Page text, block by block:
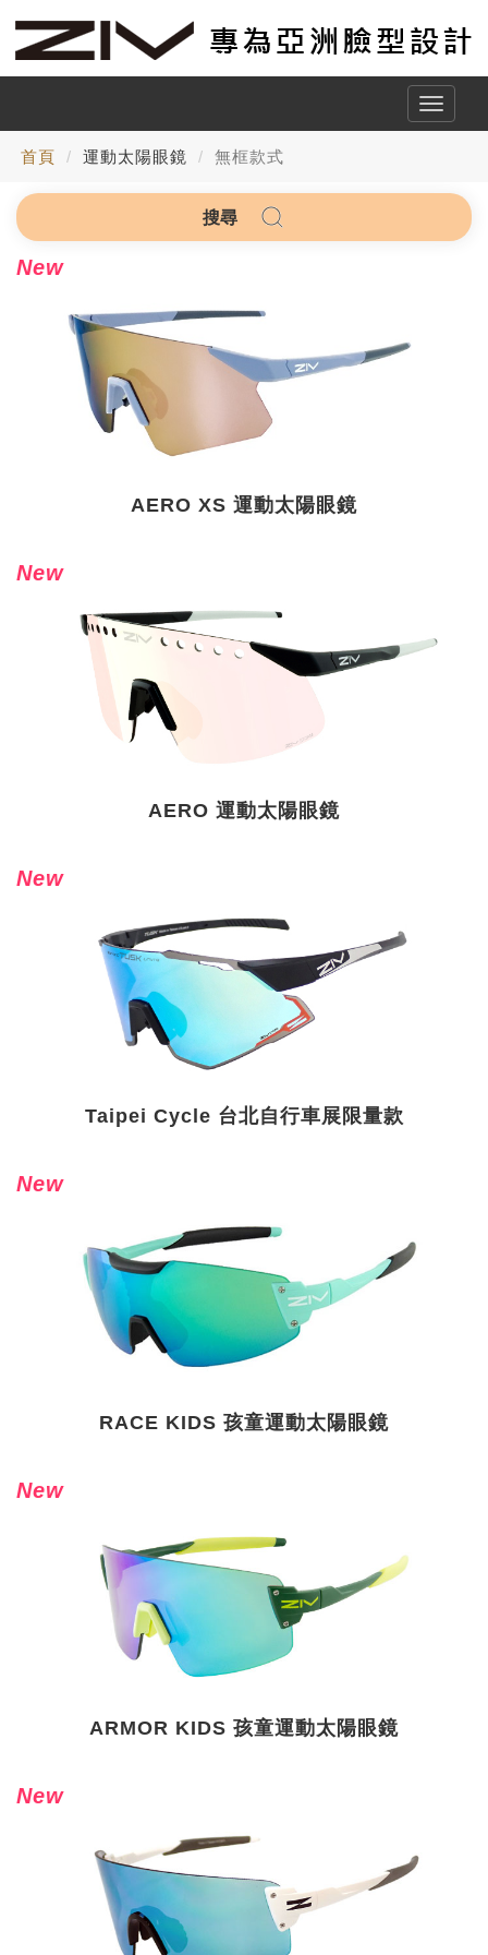
Toggle
首頁 運動太陽眼鏡 無框款式
搜尋
New
AERO XS 運動太陽眼鏡
New
AERO 運動太陽眼鏡
New
Taipei Cycle 台北自行車展限量款
New
RACE KIDS 孩童運動太陽眼鏡
New
ARMOR KIDS 孩童運動太陽眼鏡
New